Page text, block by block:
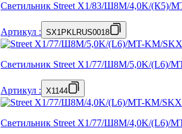
Светильник Street X1/83/Ш8M/4,0K/(К5)/
Артикул : SX1PKLRUS0018
Светильник Street X1/77/Ш8M/5,0K/(L6)/
Артикул : X1144
Светильник Street X1/77/Ш8M/4,0K/(L6)/